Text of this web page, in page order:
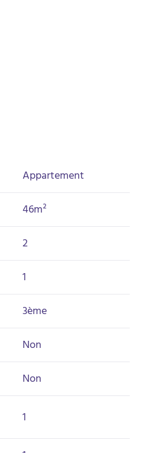
Appartement
46m²
2
1
3ème
Non
Non
1